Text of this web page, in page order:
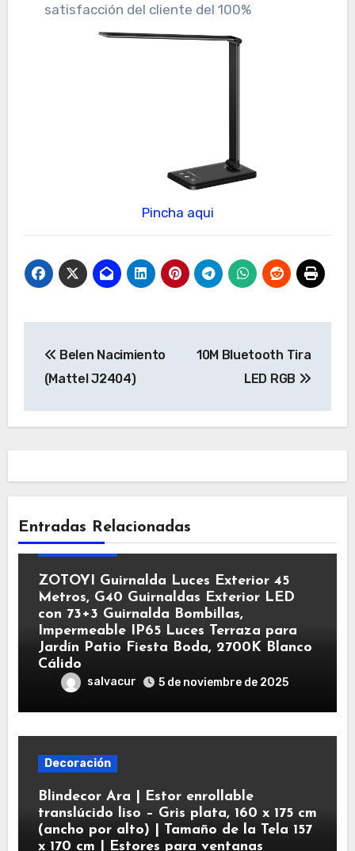
satisfacción del cliente del 100%
Pincha aqui
de
Belen Nacimiento
(Mattel J2404)
10M Bluetooth Tira
LED RGB
Entradas Relacionadas
Decoración
ZOTOYI Guirnalda Luces Exterior 45
Metros, G40 Guirnaldas Exterior LED
con 73+3 Guirnalda Bombillas,
Impermeable IP65 Luces Terraza para
Jardín Patio Fiesta Boda, 2700K Blanco
Cálido
salvacur 5 de noviembre de 2025
Decoración
Blindecor Ara | Estor enrollable
translúcido liso – Gris plata, 160 x 175 cm
(ancho por alto) | Tamaño de la Tela 157
x 170 cm | Estores para ventanas